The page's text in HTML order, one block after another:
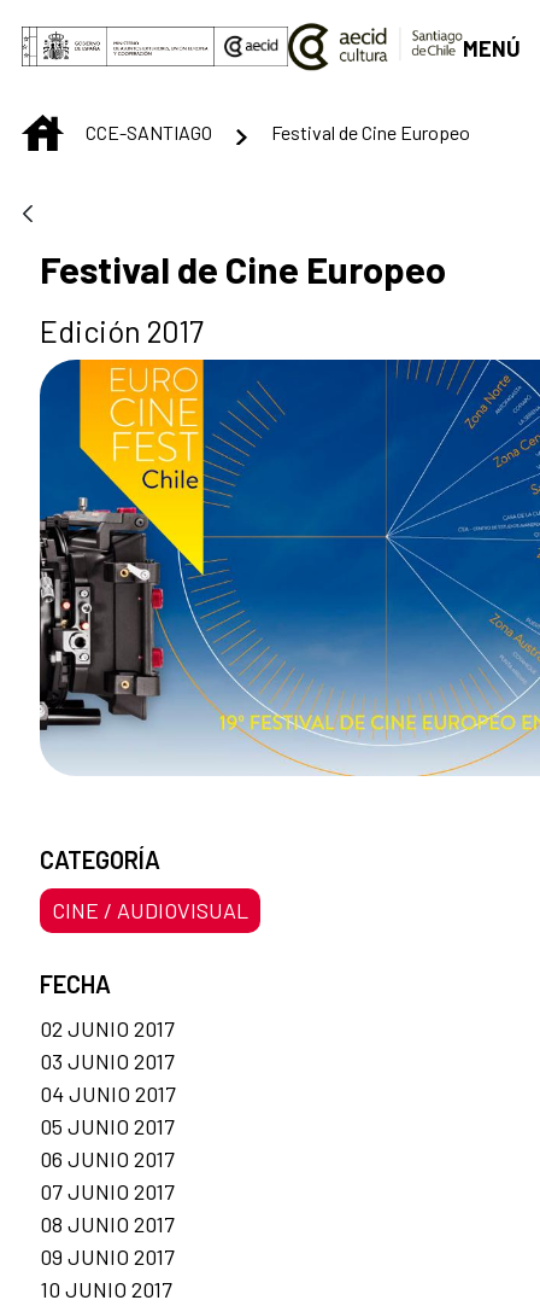
Saltar al contenido principal
MENÚ
INICIOCCE-SANTIAGO Festival de Cine Europeo
Festival de Cine Europeo
Edición 2017
CATEGORÍA
CINE / AUDIOVISUAL
FECHA
02 JUNIO 2017
03 JUNIO 2017
04 JUNIO 2017
05 JUNIO 2017
06 JUNIO 2017
07 JUNIO 2017
08 JUNIO 2017
09 JUNIO 2017
10 JUNIO 2017